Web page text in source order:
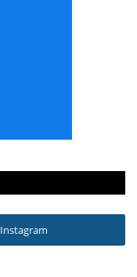
Instagram